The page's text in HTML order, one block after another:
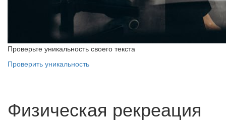
Проверьте уникальность своего текста
Проверить уникальность
Физическая рекреация